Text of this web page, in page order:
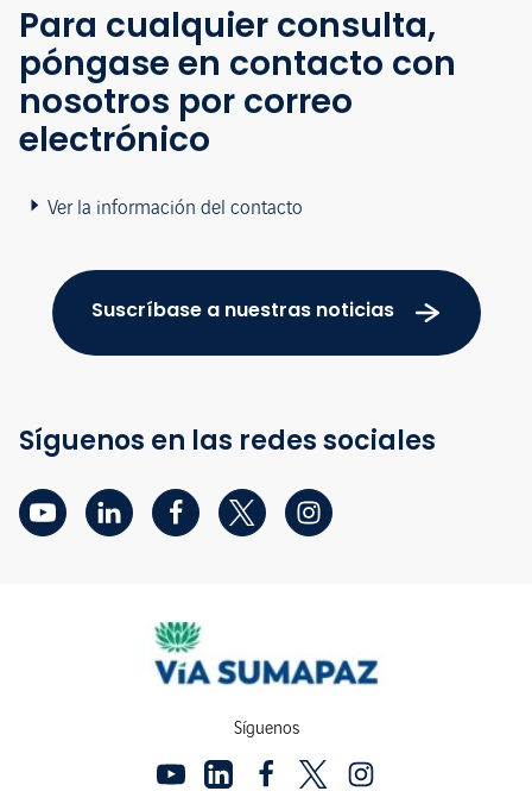
Para cualquier consulta,
póngase en contacto con
nosotros por correo
electrónico
Ver la información del contacto
Suscríbase a nuestras noticias
Síguenos en las redes sociales
Síguenos